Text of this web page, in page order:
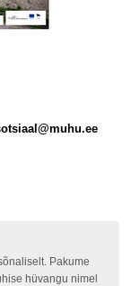
Pakume
hüvangu nimel